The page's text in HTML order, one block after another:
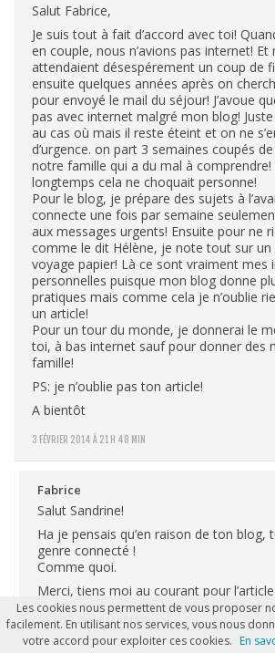
3 FÉVRIER 2014 À 21 H 48 MIN
Salut Fabrice,
Je suis tout à fait d’accord avec toi!
en couple, nous n’avions pas internet! Et
attendaient désespérement un coup de
ensuite quelques années après on
pour envoyé le mail du séjour! J’avoue
pas avec internet malgré mon blog!
au cas où mais il reste éteint et on ne
d’urgence. on part 3 semaines coupés
notre famille qui a du mal à comprendre!
longtemps cela ne choquait personne!
Pour le blog, je prépare des sujets à
connecte une fois par semaine
aux messages urgents! Ensuite pour ne
comme le dit Hélène, je note tout sur
voyage papier! Là ce sont vraiment mes
personnelles puisque mon blog donne
pratiques mais comme cela je n’oublie
un article!
Pour un tour du monde, je donnerai le
toi, à bas internet sauf pour donner des
famille!
PS: je n’oublie pas ton article!
A bientôt
Fabrice
4 FÉVRIER 2014 À 17 H 51 MIN
Salut Sandrine!
Ha je pensais qu’en raison de ton blog,
genre connecté !
Comme quoi.
Merci, tiens moi au courant pour
Les cookies nous permettent de vous proposer
facilement. En utilisant nos services, vous nous
votre accord pour exploiter ces cookies. En